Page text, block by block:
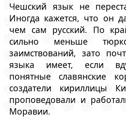
Чешский язык не
Иногда кажется, что он
чем сам русский. По
сильно меньше
заимствований, зато
языка имеет, если
понятные славянские
создатели кириллицы
проповедовали и
Моравии.